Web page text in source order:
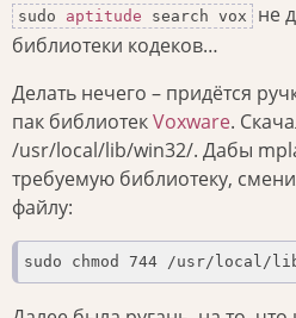
sudo aptitude search vox
не
библиотеки кодеков…
Делать нечего – придётся
пак библиотекVoxware.
/usr/local/lib/win32/. Дабы
требуемую библиотеку,
файлу:
sudo chmod 744 /usr/local/